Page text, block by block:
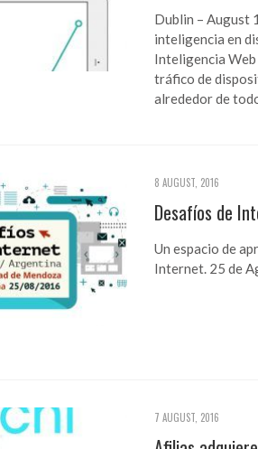
Dublin – August
inteligencia en
Inteligencia Web
tráfico de
alrededor de
8 AUGUST, 2016
Desafíos de
Un espacio de
Internet. 25 de
7 AUGUST, 2016